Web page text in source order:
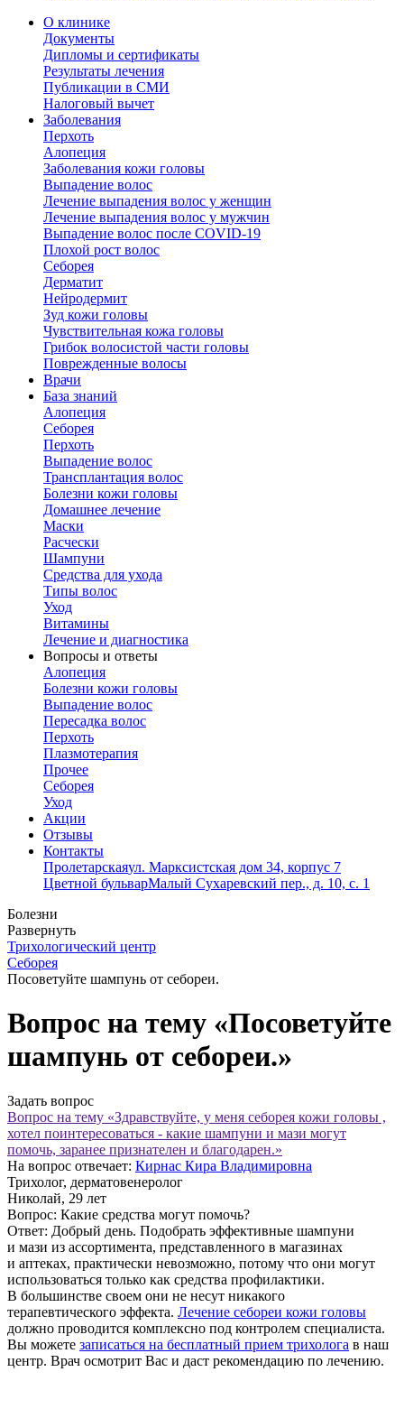
О клинике
Документы
Дипломы и сертификаты
Результаты лечения
Публикации в СМИ
Налоговый вычет
Заболевания
Перхоть
Алопеция
Заболевания кожи головы
Выпадение волос
Лечение выпадения волос у женщин
Лечение выпадения волос у мужчин
Выпадение волос после COVID-19
Плохой рост волос
Cеборея
Дерматит
Нейродермит
Зуд кожи головы
Чувствительная кожа головы
Грибок волосистой части головы
Поврежденные волосы
Врачи
База знаний
Алопеция
Себорея
Перхоть
Выпадение волос
Трансплантация волос
Болезни кожи головы
Домашнее лечение
Маски
Расчески
Шампуни
Средства для ухода
Типы волос
Уход
Витамины
Лечение и диагностика
Вопросы и ответы
Алопеция
Болезни кожи головы
Выпадение волос
Пересадка волос
Перхоть
Плазмотерапия
Прочее
Себорея
Уход
Акции
Отзывы
Контакты
Пролетарскаяул. Марксистская дом 34, корпус 7
Цветной бульварМалый Сухаревский пер., д. 10, с. 1
Болезни
Развернуть
Трихологический центр
Себорея
Посоветуйте шампунь от себореи.
Вопрос на тему «Посоветуйте
шампунь от себореи.»
Задать вопрос
Вопрос на тему «Здравствуйте, у меня себорея кожи головы ,
хотел поинтересоваться - какие шампуни и мази могут
помочь, заранее признателен и благодарен.»
На вопрос отвечает: Кирнас Кира Владимировна
Трихолог, дерматовенеролог
Николай, 29 лет
Вопрос: Какие средства могут помочь?
Ответ: Добрый день. Подобрать эффективные шампуни
и мази из ассортимента, представленного в магазинах
и аптеках, практически невозможно, потому что они могут
использоваться только как средства профилактики.
В большинстве своем они не несут никакого
терапевтического эффекта. Лечение себореи кожи головы
должно проводится комплексно под контролем специалиста.
Вы можете записаться на бесплатный прием трихолога в наш
центр. Врач осмотрит Вас и даст рекомендацию по лечению.